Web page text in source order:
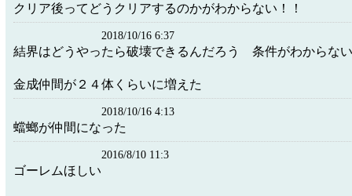
クリア後ってどうクリアするのかがわからない！！
2018/10/16 6:37
結界はどうやったら破壊できるんだろう 条件がわからない
金成仲間が２４体くらいに増えた
2018/10/16 4:13
蟷螂が仲間になった
2016/8/10 11:3
ゴーレムほしい